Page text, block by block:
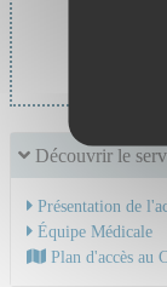
Découvrir le
Présentation de
Équipe Médicale
Plan d'accès au